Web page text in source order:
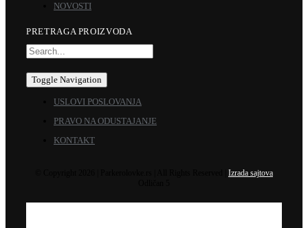
NOVOSTI
PRETRAGA PROIZVODA
Toggle Navigation
USLOVI POSLOVANJA
PRAVO NA ODUSTAJANJE
KONTAKT
Izrada sajtova